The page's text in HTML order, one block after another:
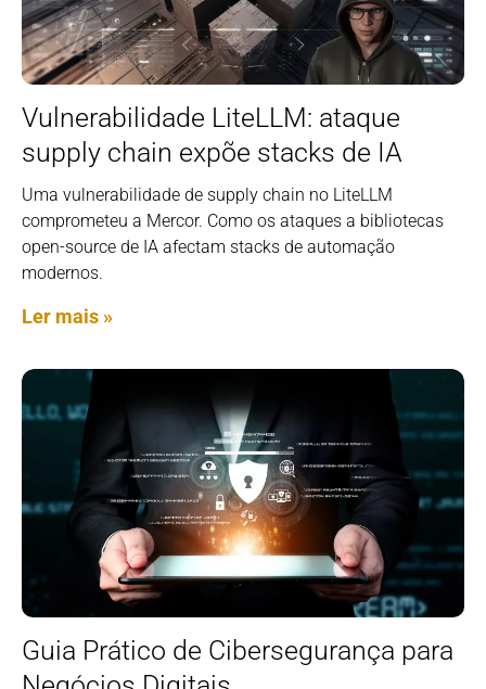
Vulnerabilidade LiteLLM: ataque
supply chain expõe stacks de IA
Uma vulnerabilidade de supply chain no LiteLLM
comprometeu a Mercor. Como os ataques a bibliotecas
open-source de IA afectam stacks de automação
modernos.
Ler mais »
Guia Prático de Cibersegurança para